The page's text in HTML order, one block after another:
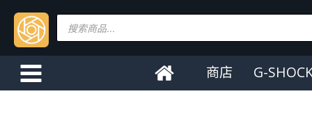
Products
search
商店 G-